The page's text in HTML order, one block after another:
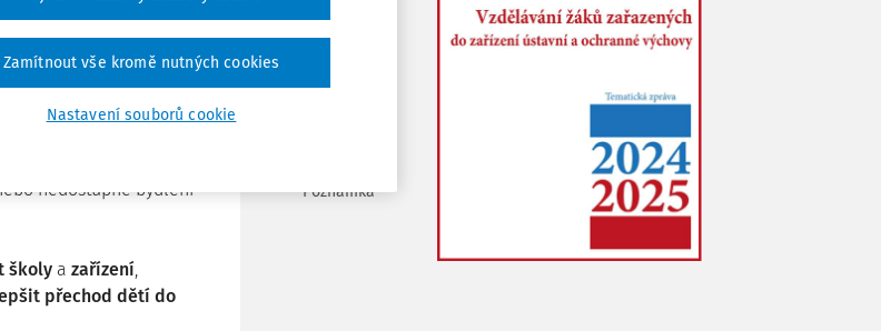
zázemí– to jsou
a ochranné výchovy.
při zařízeních, jaké
nedostupné bydlení
školy a zařízení,
přechod dětí do
Poznámka
Nastavení souborů cookie
Zamítnout vše kromě nutných cookies